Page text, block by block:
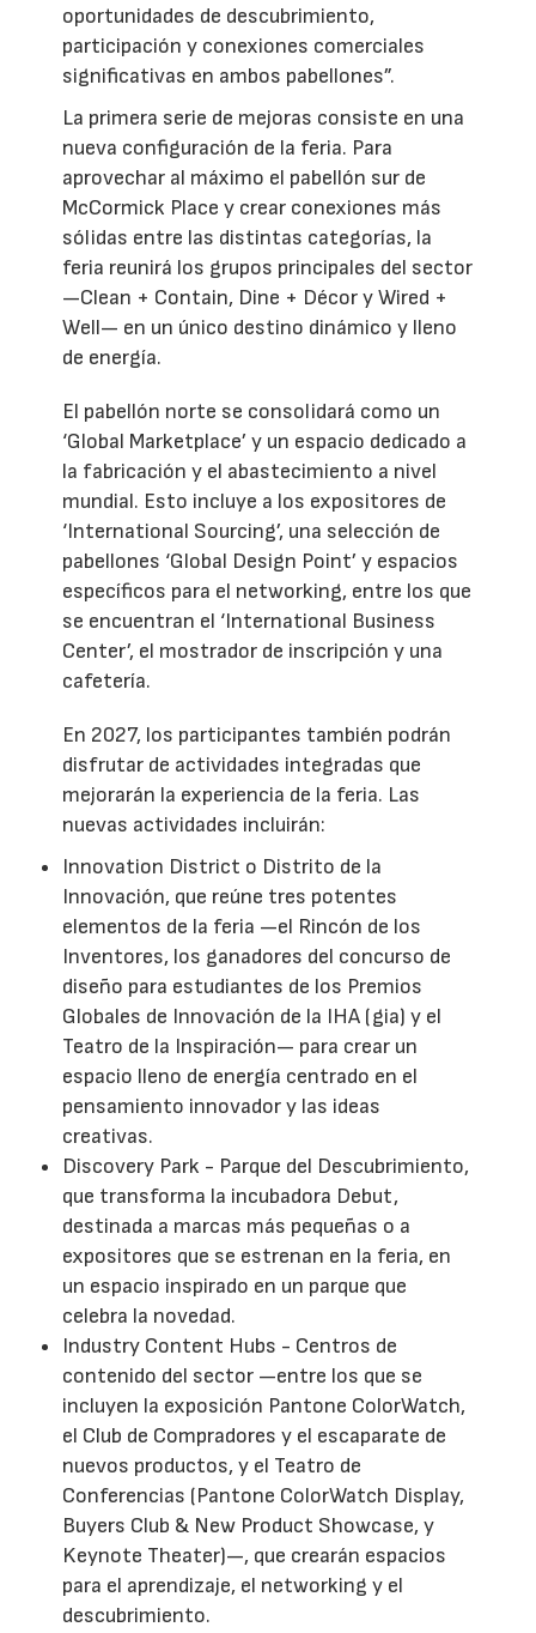
oportunidades de descubrimiento,
participación y conexiones comerciales
significativas en ambos pabellones”.
La primera serie de mejoras consiste en una
nueva configuración de la feria. Para
aprovechar al máximo el pabellón sur de
McCormick Place y crear conexiones más
sólidas entre las distintas categorías, la
feria reunirá los grupos principales del sector
—Clean + Contain, Dine + Décor y Wired +
Well— en un único destino dinámico y lleno
de energía.
El pabellón norte se consolidará como un
‘Global Marketplace’ y un espacio dedicado a
la fabricación y el abastecimiento a nivel
mundial. Esto incluye a los expositores de
‘International Sourcing’, una selección de
pabellones ‘Global Design Point’ y espacios
específicos para el networking, entre los que
se encuentran el ‘International Business
Center’, el mostrador de inscripción y una
cafetería.
En 2027, los participantes también podrán
disfrutar de actividades integradas que
mejorarán la experiencia de la feria. Las
nuevas actividades incluirán:
Innovation District o Distrito de la
Innovación, que reúne tres potentes
elementos de la feria —el Rincón de los
Inventores, los ganadores del concurso de
diseño para estudiantes de los Premios
Globales de Innovación de la IHA (gia) y el
Teatro de la Inspiración— para crear un
espacio lleno de energía centrado en el
pensamiento innovador y las ideas
creativas.
Discovery Park - Parque del Descubrimiento,
que transforma la incubadora Debut,
destinada a marcas más pequeñas o a
expositores que se estrenan en la feria, en
un espacio inspirado en un parque que
celebra la novedad.
Industry Content Hubs - Centros de
contenido del sector —entre los que se
incluyen la exposición Pantone ColorWatch,
el Club de Compradores y el escaparate de
nuevos productos, y el Teatro de
Conferencias (Pantone ColorWatch Display,
Buyers Club & New Product Showcase, y
Keynote Theater)—, que crearán espacios
para el aprendizaje, el networking y el
descubrimiento.